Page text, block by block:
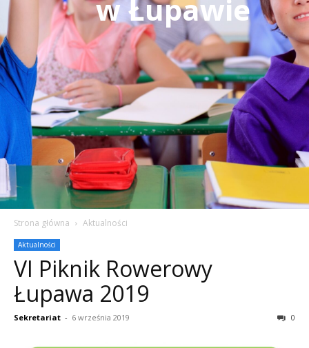
w Łupawie
Strona główna Aktualności
Aktualności
VI Piknik Rowerowy
Łupawa 2019
Sekretariat - 6 września 2019 0